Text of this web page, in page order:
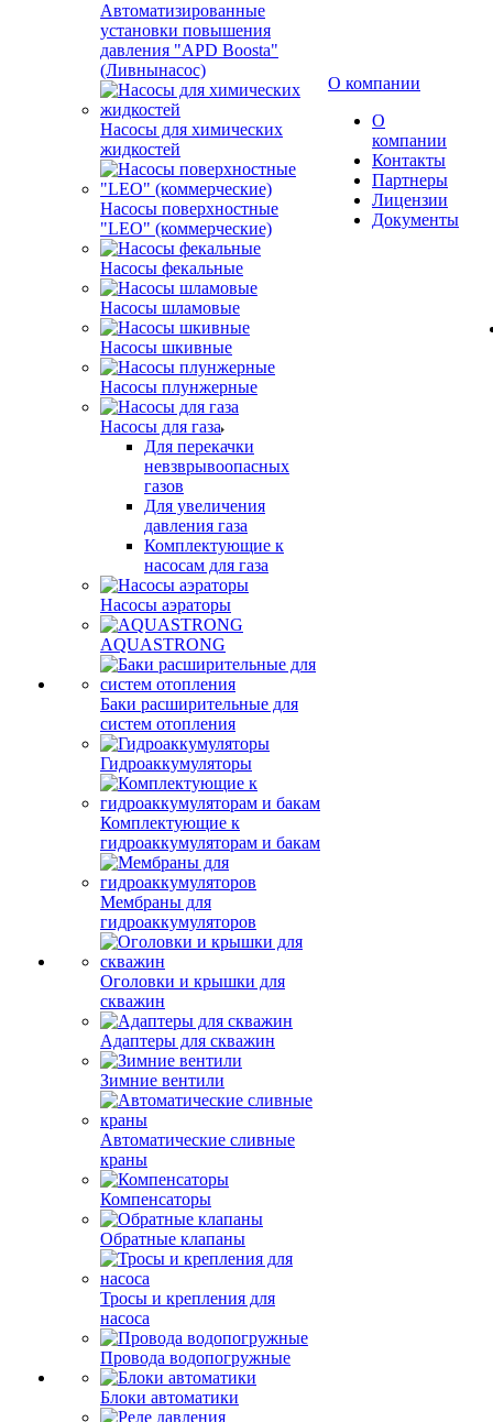
Автоматизированные
установки повышения
давления "APD Boosta"
(Ливнынасос)
Насосы для химических
жидкостей
Насосы поверхностные
"LEO" (коммерческие)
Насосы фекальные
Насосы шламовые
Насосы шкивные
Насосы плунжерные
Насосы для газа
Для перекачки
невзврывоопасных
газов
Для увеличения
давления газа
Комплектующие к
насосам для газа
Насосы аэраторы
AQUASTRONG
Баки расширительные для
систем отопления
Гидроаккумуляторы
Комплектующие к
гидроаккумуляторам и бакам
Мембраны для
гидроаккумуляторов
Оголовки и крышки для
скважин
Адаптеры для скважин
Зимние вентили
Автоматические сливные
краны
Компенсаторы
Обратные клапаны
Тросы и крепления для
насоса
Провода водопогружные
Блоки автоматики
О компании
О
компании
Контакты
Партнеры
Лицензии
Документы